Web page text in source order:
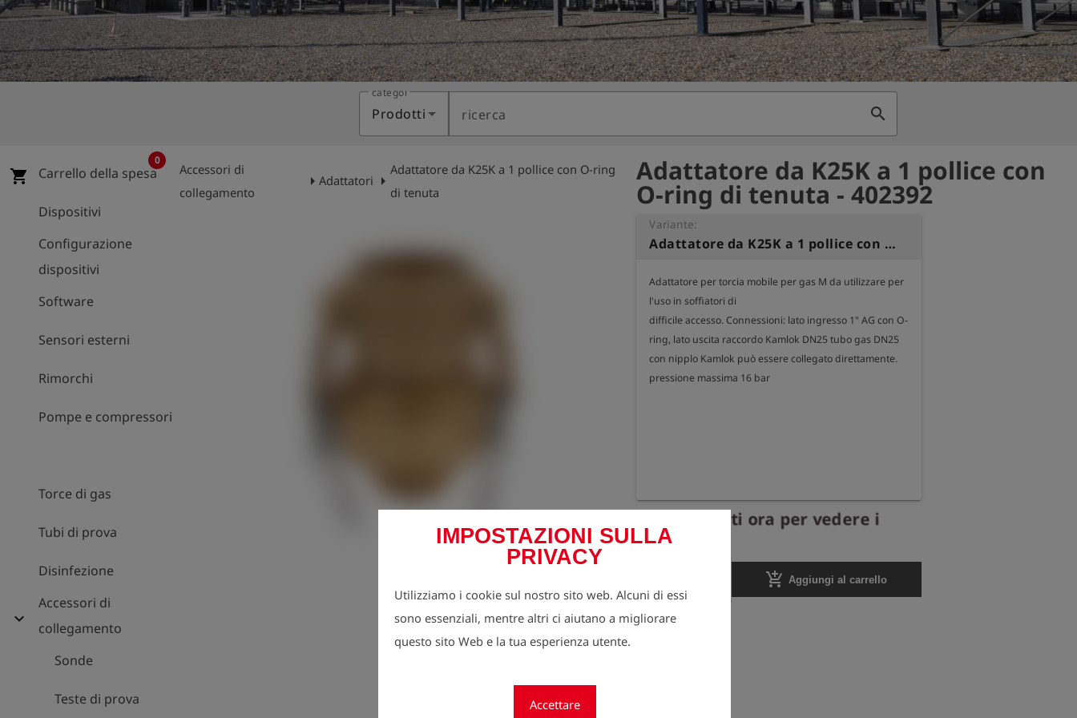
IMPOSTAZIONI SULLA
PRIVACY
Utilizziamo i cookie sul nostro sito web. Alcuni di essi
sono essenziali, mentre altri ci aiutano a migliorare
questo sito Web e la tua esperienza utente.
Accettare
categoria
Prodotti ricerca search
shopping_cart Carrello della spesa
0
Dispositivi
Configurazione
dispositivi
Software
Sensori esterni
Rimorchi
Pompe e compressori
Torce di gas
Tubi di prova
Disinfezione
expand_more
Accessori di
collegamento
Sonde
Teste di prova
Accessori di
collegamento
arrow_rightAdattatori arrow_right
Adattatore da K25K a 1 pollice con O-ring
di tenuta
Adattatore da K25K a 1 pollice con
O-ring di tenuta - 402392
Variante:
Adattatore da K25K a 1 pollice con O-ring di tenuta
Adattatore per torcia mobile per gas M da utilizzare per
l'uso in soffiatori di
difficile accesso. Connessioni: lato ingresso 1" AG con O-
ring, lato uscita raccordo Kamlok DN25 tubo gas DN25
con nipplo Kamlok può essere collegato direttamente.
pressione massima 16 bar
lock
Registrati ora per vedere i
prezzi.
add_shopping_cart Aggiungi al carrello